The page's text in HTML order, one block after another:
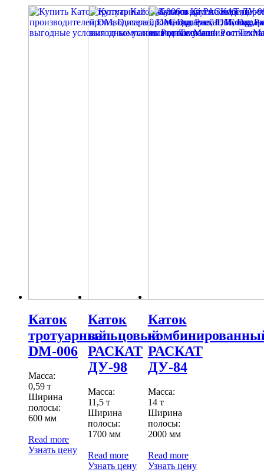
Каток
тротуарный
DM-006
Масса:
0,59 т
Ширина
полосы:
600 мм
Read more
Узнать цену
Каток
вальцовый
РАСКАТ
ДУ-98
Масса:
11,5 т
Ширина
полосы:
1700 мм
Read more
Узнать цену
Каток
РАСКАТ
ДУ-84
Масса:
14 т
Ширина
полосы:
2000 мм
Read more
Узнать цену